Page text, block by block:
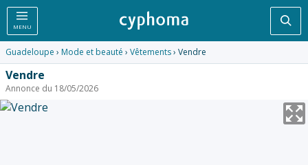
MENU
Guadeloupe › Mode et beauté › Vêtements› Vendre
Vendre
Annonce du 18/05/2026